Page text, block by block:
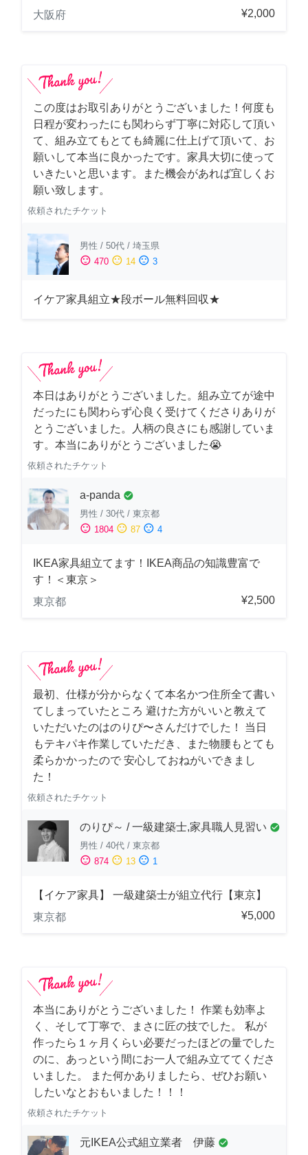
大阪府
¥2,000
この度はお取引ありがとうございました！何度も
日程が変わったにも関わらず丁寧に対応して頂い
て、組み立てもとても綺麗に仕上げて頂いて、お
願いして本当に良かったです。家具大切に使って
いきたいと思います。また機会があれば宜しくお
願い致します。
依頼されたチケット
男性 / 50代 / 埼玉県
sentiment_satisfied 470 sentiment_neutral 14 sentiment_dissatisfied 3
イケア家具組立★段ボール無料回収★
本日はありがとうございました。組み立てが途中
だったにも関わらず心良く受けてくださりありが
とうございました。人柄の良さにも感謝していま
す。本当にありがとうございました😭
依頼されたチケット
a-panda check_circle
男性 / 30代 / 東京都
sentiment_satisfied 1804 sentiment_neutral 87 sentiment_dissatisfied 4
IKEA家具組立てます！IKEA商品の知識豊富で
す！＜東京＞
東京都
¥2,500
最初、仕様が分からなくて本名かつ住所全て書い
てしまっていたところ 避けた方がいいと教えて
いただいたのはのりぴ〜さんだけでした！ 当日
もテキパキ作業していただき、また物腰もとても
柔らかかったので 安心しておねがいできまし
た！
依頼されたチケット
のりぴ～ / 一級建築士,家具職人見習い check_circle
男性 / 40代 / 東京都
sentiment_satisfied 874 sentiment_neutral 13 sentiment_dissatisfied 1
【イケア家具】 一級建築士が組立代行【東京】
東京都
¥5,000
本当にありがとうございました！ 作業も効率よ
く、そして丁寧で、まさに匠の技でした。 私が
作ったら１ヶ月くらい必要だったほどの量でした
のに、あっという間にお一人で組み立ててくださ
いました。 また何かありましたら、ぜひお願い
したいなとおもいました！！！
依頼されたチケット
元IKEA公式組立業者 伊藤 check_circle